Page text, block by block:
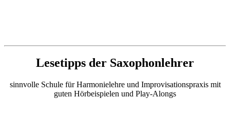
Lesetipps der Saxophonlehrer
sinnvolle Schule für Harmonielehre und Improvisationspraxis mit
guten Hörbeispielen und Play-Alongs